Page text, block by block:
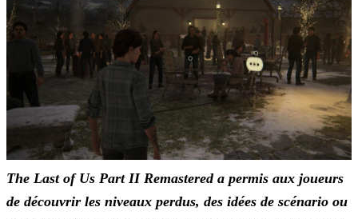
The Last of Us Part II Remastered a permis aux joueurs
de découvrir les niveaux perdus, des idées de scénario ou